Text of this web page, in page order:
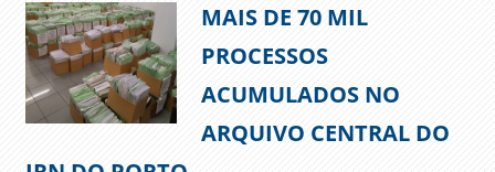
MAIS DE 70 MIL
PROCESSOS
ACUMULADOS NO
ARQUIVO CENTRAL DO